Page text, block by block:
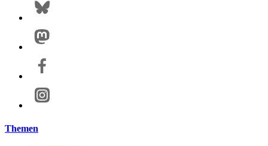
Themen